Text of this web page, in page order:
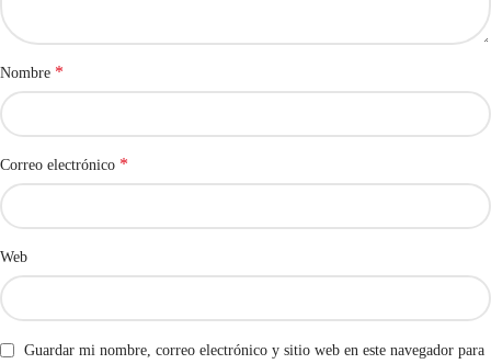
Nombre *
Correo electrónico *
Web
Guardar mi nombre, correo electrónico y sitio web en este navegador para